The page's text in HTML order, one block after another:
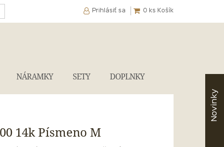
Prihlásiť sa 0 ks Košík
NÁRAMKY SETY DOPLNKY
Novinky
14k Písmeno M